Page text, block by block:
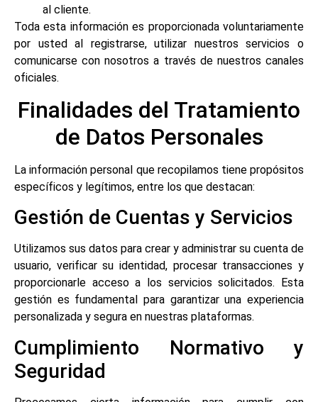
al cliente.
Toda esta información es proporcionada voluntariamente
por usted al registrarse, utilizar nuestros servicios o
comunicarse con nosotros a través de nuestros canales
oficiales.
Finalidades del Tratamiento
de Datos Personales
La información personal que recopilamos tiene propósitos
específicos y legítimos, entre los que destacan:
Gestión de Cuentas y Servicios
Utilizamos sus datos para crear y administrar su cuenta de
usuario, verificar su identidad, procesar transacciones y
proporcionarle acceso a los servicios solicitados. Esta
gestión es fundamental para garantizar una experiencia
personalizada y segura en nuestras plataformas.
Cumplimiento Normativo y
Seguridad